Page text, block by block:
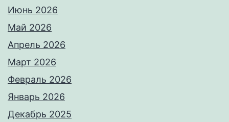
Июнь 2026
Май 2026
Апрель 2026
Март 2026
Февраль 2026
Январь 2026
Декабрь 2025